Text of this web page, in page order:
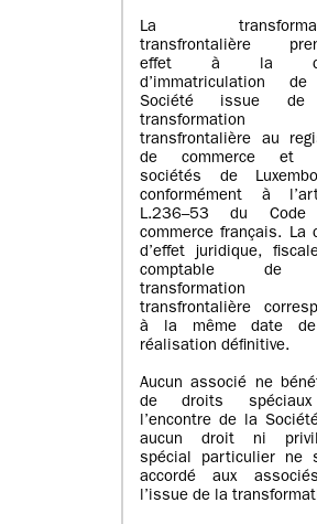
La
transfrontalière
effet à la
d’immatriculation
Société issue
transformation
transfrontalière au
de commerce et
sociétés de
conformément à
L.236–53 du
commerce français. La
d’effet juridique,
comptable de
transformation
transfrontalière
à la même date
réalisation définitive.
Aucun associé ne
de droits
l’encontre de la
aucun droit ni
spécial particulier ne
accordé aux
l’issue de la